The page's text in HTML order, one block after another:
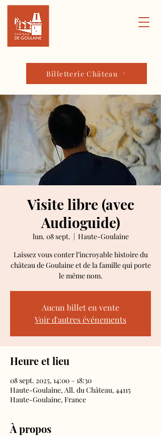
Billetterie Château
Visite libre (avec
Audioguide)
lun. 08 sept.
  |
Haute-Goulaine
Laissez vous conter l’incroyable histoire du
château de Goulaine et de la famille qui porte
le même nom.
Aucun billet en vente
Voir d'autres événements
Heure et lieu
08 sept. 2025, 14:00 – 18:30
Haute-Goulaine, All. du Château, 44115
Haute-Goulaine, France
À propos